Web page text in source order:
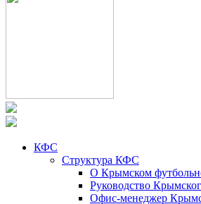
КФС
Структура КФС
О Крымском
Руководство
Офис-менеджер